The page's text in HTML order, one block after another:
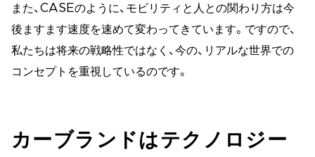
また、CASEのように、モビリティと人との関わり方は今
後ますます速度を速めて変わってきています。ですので、
私たちは将来の戦略性ではなく、今の、リアルな世界での
コンセプトを重視しているのです。
カーブランドはテクノロジー